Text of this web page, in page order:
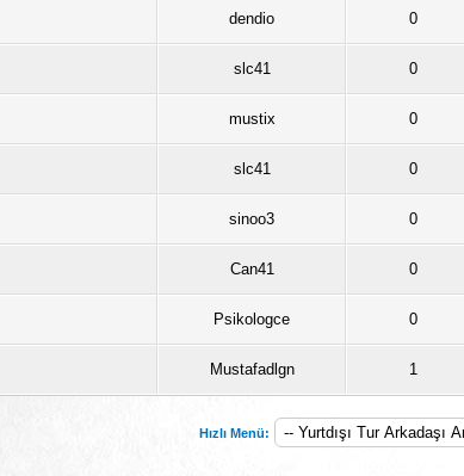
dendio 0
slc41 0
mustix 0
slc41 0
sinoo3 0
Can41 0
Psikologce 0
Mustafadlgn 1
Hızlı Menü: